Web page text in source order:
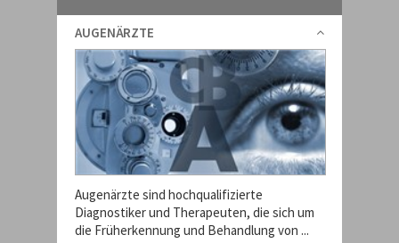
AUGENÄRZTE
Augenärzte sind hochqualifizierte
Diagnostiker und Therapeuten, die sich um
die Früherkennung und Behandlung von ...